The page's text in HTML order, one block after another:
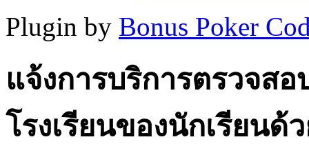
Plugin by Bonus Poker
แจ้งการบริการตรวจส
โรงเรียนของนักเรียนด้